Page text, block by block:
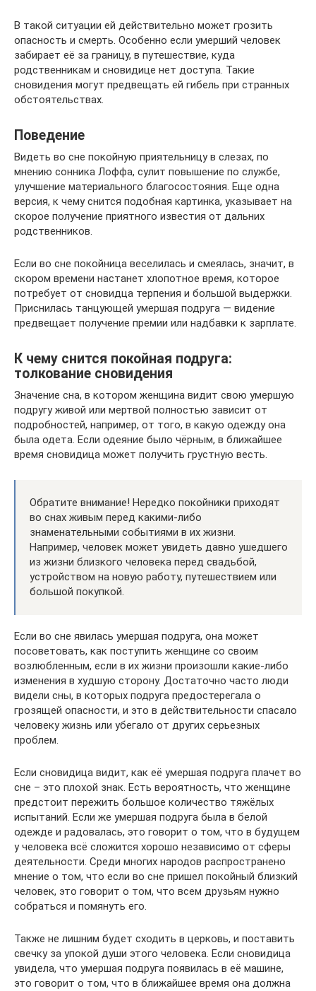
В такой ситуации ей действительно может грозить
опасность и смерть. Особенно если умерший человек
забирает её за границу, в путешествие, куда
родственникам и сновидице нет доступа. Такие
сновидения могут предвещать ей гибель при странных
обстоятельствах.
Поведение
Видеть во сне покойную приятельницу в слезах, по
мнению сонника Лоффа, сулит повышение по службе,
улучшение материального благосостояния. Еще одна
версия, к чему снится подобная картинка, указывает на
скорое получение приятного известия от дальних
родственников.
Если во сне покойница веселилась и смеялась, значит, в
скором времени настанет хлопотное время, которое
потребует от сновидца терпения и большой выдержки.
Приснилась танцующей умершая подруга — видение
предвещает получение премии или надбавки к зарплате.
К чему снится покойная подруга:
толкование сновидения
Значение сна, в котором женщина видит свою умершую
подругу живой или мертвой полностью зависит от
подробностей, например, от того, в какую одежду она
была одета. Если одеяние было чёрным, в ближайшее
время сновидица может получить грустную весть.
Обратите внимание! Нередко покойники приходят
во снах живым перед какими-либо
знаменательными событиями в их жизни.
Например, человек может увидеть давно ушедшего
из жизни близкого человека перед свадьбой,
устройством на новую работу, путешествием или
большой покупкой.
Если во сне явилась умершая подруга, она может
посоветовать, как поступить женщине со своим
возлюбленным, если в их жизни произошли какие-либо
изменения в худшую сторону. Достаточно часто люди
видели сны, в которых подруга предостерегала о
грозящей опасности, и это в действительности спасало
человеку жизнь или убегало от других серьезных
проблем.
Если сновидица видит, как её умершая подруга плачет во
сне – это плохой знак. Есть вероятность, что женщине
предстоит пережить большое количество тяжёлых
испытаний. Если же умершая подруга была в белой
одежде и радовалась, это говорит о том, что в будущем
у человека всё сложится хорошо независимо от сферы
деятельности. Среди многих народов распространено
мнение о том, что если во сне пришел покойный близкий
человек, это говорит о том, что всем друзьям нужно
собраться и помянуть его.
Также не лишним будет сходить в церковь, и поставить
свечку за упокой души этого человека. Если сновидица
увидела, что умершая подруга появилась в её машине,
это говорит о том, что в ближайшее время она должна